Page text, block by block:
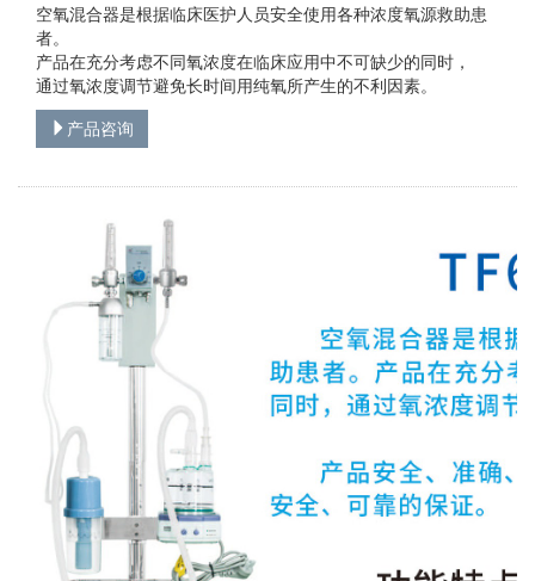
空氧混合器是根据临床医护人员安全使用各种浓度氧源救助患
者。
产品在充分考虑不同氧浓度在临床应用中不可缺少的同时，
通过氧浓度调节避免长时间用纯氧所产生的不利因素。
产品咨询